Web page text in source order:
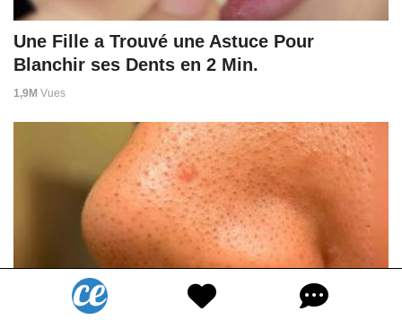
Une Fille a Trouvé une Astuce Pour
Blanchir ses Dents en 2 Min.
1,9M Vues